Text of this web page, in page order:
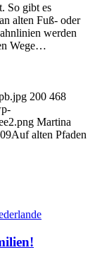
So gibt es
alten Fuß- oder
werden
Wege…
200 468
Martina
Auf alten Pfaden